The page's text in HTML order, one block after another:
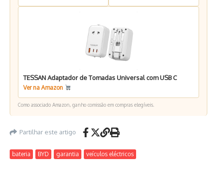
TESSAN Adaptador de Tomadas Universal com USB C
Ver na Amazon
Como associado Amazon, ganho comissão em compras elegíveis.
Partilhar este artigo
bateria BYD garantia veículos eléctricos